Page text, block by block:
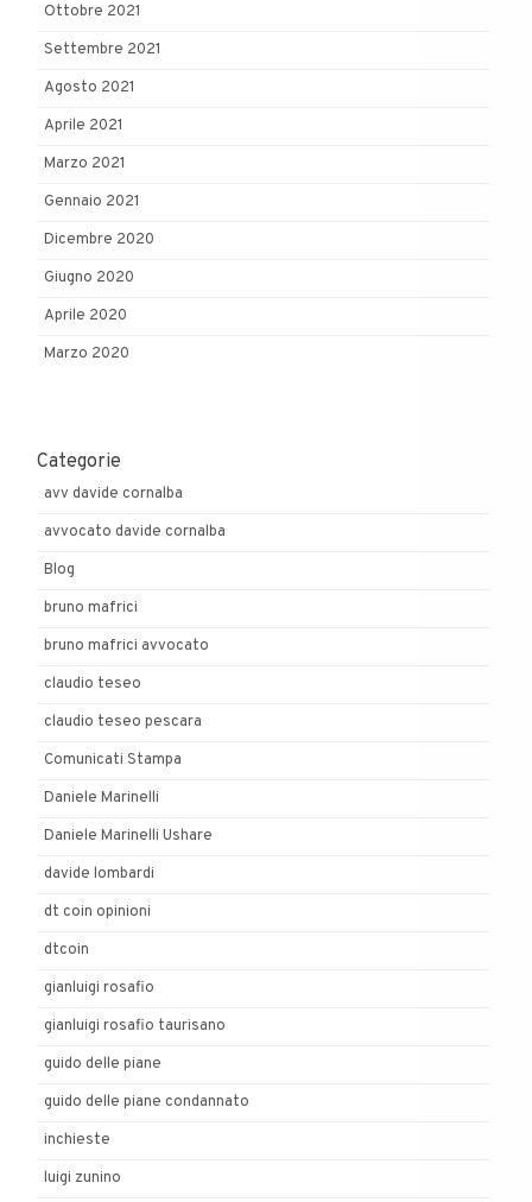
Ottobre 2021
Settembre 2021
Agosto 2021
Aprile 2021
Marzo 2021
Gennaio 2021
Dicembre 2020
Giugno 2020
Aprile 2020
Marzo 2020
Categorie
avv davide cornalba
avvocato davide cornalba
Blog
bruno mafrici
bruno mafrici avvocato
claudio teseo
claudio teseo pescara
Comunicati Stampa
Daniele Marinelli
Daniele Marinelli Ushare
davide lombardi
dt coin opinioni
dtcoin
gianluigi rosafio
gianluigi rosafio taurisano
guido delle piane
guido delle piane condannato
inchieste
luigi zunino